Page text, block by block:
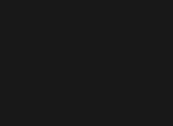
en nueva ventana)
en nueva ventana)